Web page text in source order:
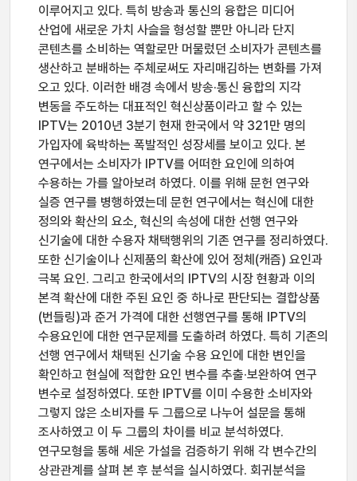
이루어지고 있다. 특히 방송과 통신의 융합은 미디어
산업에 새로운 가치 사슬을 형성할 뿐만 아니라 단지
콘텐츠를 소비하는 역할로만 머물렀던 소비자가 콘텐츠를
생산하고 분배하는 주체로써도 자리매김하는 변화를 가져
오고 있다. 이러한 배경 속에서 방송·통신 융합의 지각
변동을 주도하는 대표적인 혁신상품이라고 할 수 있는
IPTV는 2010년 3분기 현재 한국에서 약 321만 명의
가입자에 육박하는 폭발적인 성장세를 보이고 있다. 본
연구에서는 소비자가 IPTV를 어떠한 요인에 의하여
수용하는 가를 알아보려 하였다. 이를 위해 문헌 연구와
실증 연구를 병행하였는데 문헌 연구에서는 혁신에 대한
정의와 확산의 요소, 혁신의 속성에 대한 선행 연구와
신기술에 대한 수용자 채택행위의 기존 연구를 정리하였다.
또한 신기술이나 신제품의 확산에 있어 정체(캐즘) 요인과
극복 요인. 그리고 한국에서의 IPTV의 시장 현황과 이의
본격 확산에 대한 주된 요인 중 하나로 판단되는 결합상품
(번들링)과 준거 가격에 대한 선행연구를 통해 IPTV의
수용요인에 대한 연구문제를 도출하려 하였다. 특히 기존의
선행 연구에서 채택된 신기술 수용 요인에 대한 변인을
확인하고 현실에 적합한 요인 변수를 추출·보완하여 연구
변수로 설정하였다. 또한 IPTV를 이미 수용한 소비자와
그렇지 않은 소비자를 두 그룹으로 나누어 설문을 통해
조사하였고 이 두 그룹의 차이를 비교 분석하였다.
연구모형을 통해 세운 가설을 검증하기 위해 각 변수간의
상관관계를 살펴 본 후 분석을 실시하였다. 회귀분석을